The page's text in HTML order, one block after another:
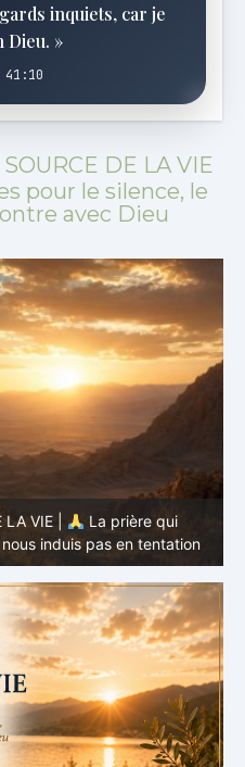
inquiets, car je
Dieu. »
41:10
DE LA VIE
pour le silence, le
avec Dieu
LA VIE |
La prière qui
nous pardonnons aussi à